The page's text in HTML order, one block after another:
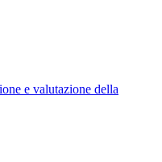
e valutazione della